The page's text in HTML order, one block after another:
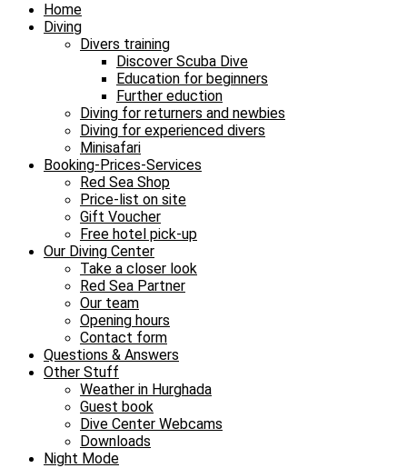
Home
Diving
Divers training
Discover Scuba Dive
Education for beginners
Further eduction
Diving for returners and newbies
Diving for experienced divers
Minisafari
Booking-Prices-Services
Red Sea Shop
Price-list on site
Gift Voucher
Free hotel pick-up
Our Diving Center
Take a closer look
Red Sea Partner
Our team
Opening hours
Contact form
Questions & Answers
Other Stuff
Weather in Hurghada
Guest book
Dive Center Webcams
Downloads
Night Mode